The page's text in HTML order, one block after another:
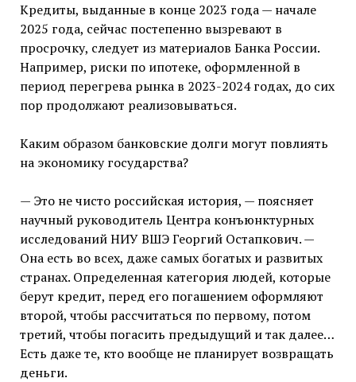
Кредиты, выданные в конце 2023 года — начале
2025 года, сейчас постепенно вызревают в
просрочку, следует из материалов Банка России.
Например, риски по ипотеке, оформленной в
период перегрева рынка в 2023-2024 годах, до сих
пор продолжают реализовываться.
Каким образом банковские долги могут повлиять
на экономику государства?
— Это не чисто российская история, — поясняет
научный руководитель Центра конъюнктурных
исследований НИУ ВШЭ Георгий Остапкович. —
Она есть во всех, даже самых богатых и развитых
странах. Определенная категория людей, которые
берут кредит, перед его погашением оформляют
второй, чтобы рассчитаться по первому, потом
третий, чтобы погасить предыдущий и так далее…
Есть даже те, кто вообще не планирует возвращать
деньги.